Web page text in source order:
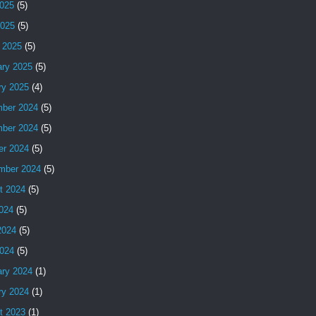
(5)
(5)
(5)
2025 (5)
2025 (4)
2024 (5)
2024 (5)
2024 (5)
2024 (5)
2024 (5)
(5)
(5)
(5)
2024 (1)
2024 (1)
2023 (1)